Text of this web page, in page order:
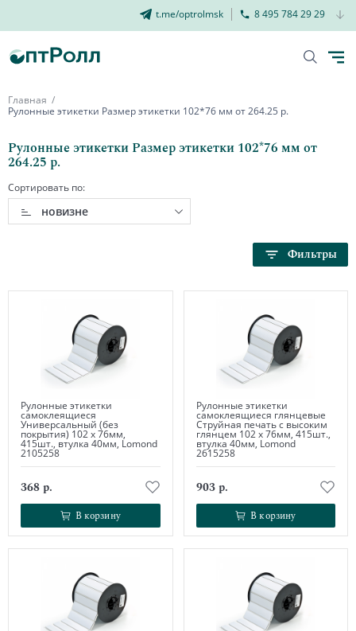
t.me/optrolmsk 8 495 784 29 29
Главная
Рулонные этикетки Размер этикетки 102*76 мм от 264.25 р.
Рулонные этикетки Размер этикетки 102*76 мм от
264.25 р.
Сортировать по:
новизне
Фильтры
Рулонные этикетки
самоклеящиеся
Универсальный (без
покрытия) 102 х 76мм,
415шт., втулка 40мм, Lomond
2105258
368 р.
В корзину
В корзину
Рулонные этикетки
самоклеящиеся глянцевые
Струйная печать с высоким
глянцем 102 х 76мм, 415шт.,
втулка 40мм, Lomond
2615258
903 р.
В корзину
В корзину